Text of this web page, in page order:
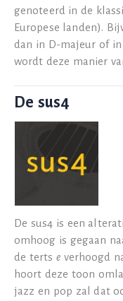
genoteerd in de
Europese landen).
dan in D-majeur of
wordt deze manier
De sus4
De sus4 is een
omhoog is gegaan
de terts everhoogd
hoort deze toon
jazz en pop zal dat